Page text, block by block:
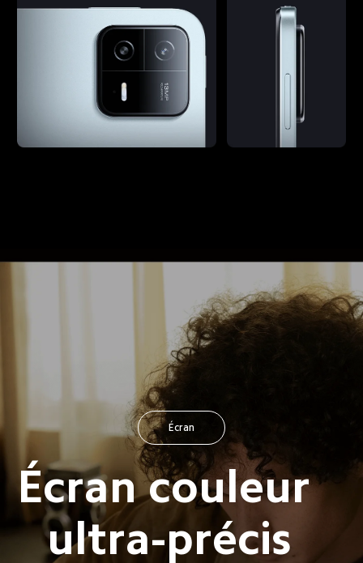
Écran
Écran couleur
ultra-précis